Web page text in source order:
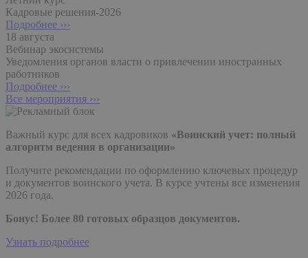
Кадровые решения-2026
Подробнее ›››
18 августа
Вебинар экосистемы
Уведомления органов власти о привлечении иностранных
работников
Подробнее ›››
Все мероприятия ›››
Важный курс для всех кадровиков «Воинский учет: полный
алгоритм ведения в организации»
Получите рекомендации по оформлению ключевых процедур
и документов воинского учета. В курсе учтены все изменения
2026 года.
Бонус! Более 80 готовых образцов документов.
Узнать подробнее